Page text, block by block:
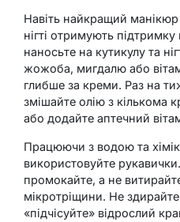
Навіть найкращий
нігті отримують
наносьте на кутикулу та
жожоба, мигдалю або
глибше за креми. Раз на
змішайте олію з кількома
або додайте аптечний
Працюючи з водою та
використовуйте
промокайте, а не
мікротріщини. Не
«підчісуйте» відрослий